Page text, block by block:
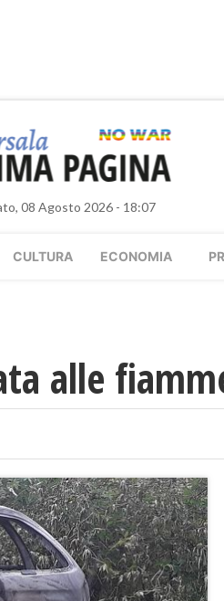
08 Agosto 2026 - 18:07
CULTURA ECONOMIA
alle